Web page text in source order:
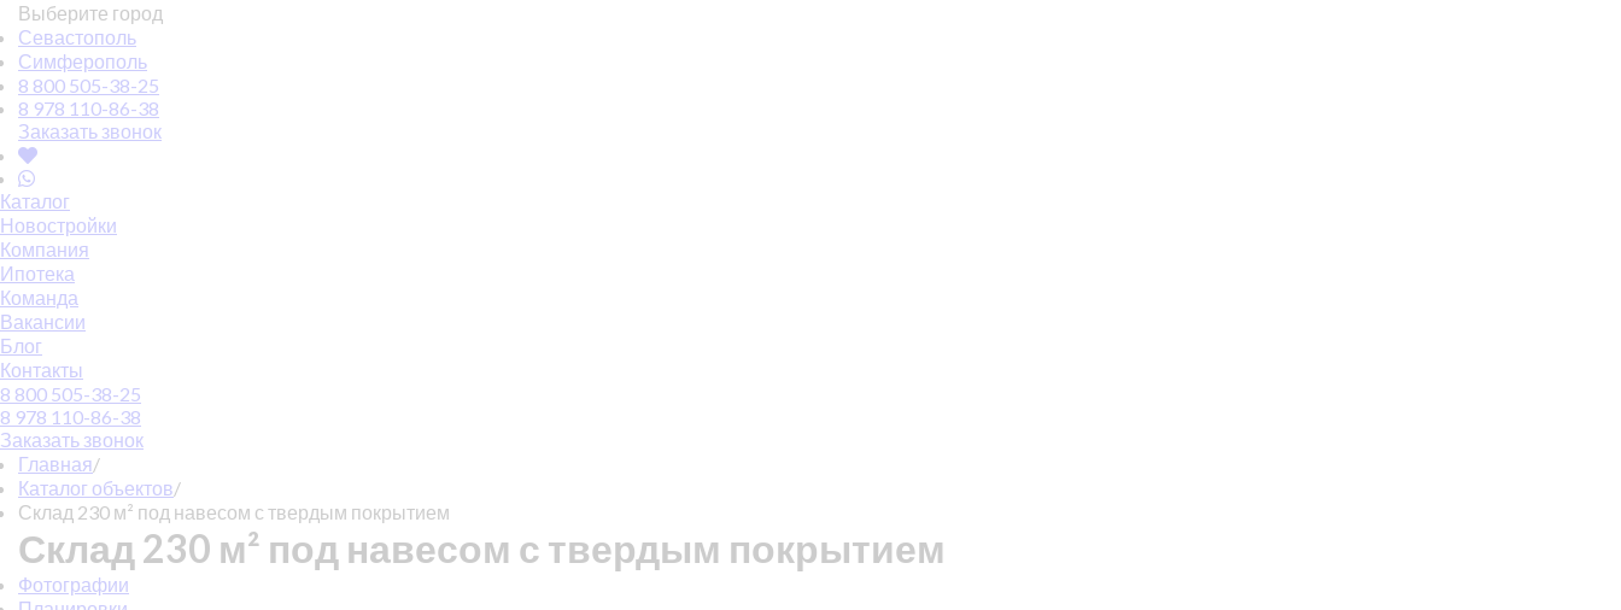
Выберите город
Севастополь
Симферополь
8 800 505-38-25
8 978 110-86-38
Заказать звонок
Каталог
Новостройки
Компания
Ипотека
Команда
Вакансии
Блог
Контакты
8 800 505-38-25
8 978 110-86-38
Заказать звонок
Главная/
Каталог объектов/
Склад 230 м² под навесом с твердым покрытием
Склад 230 м² под навесом с твердым покрытием
Фотографии